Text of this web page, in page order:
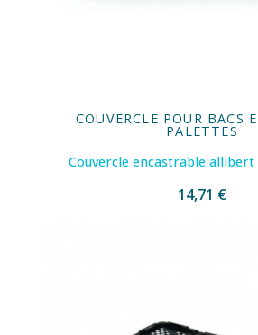
COUVERCLE POUR BACS
PALETTES
Couvercle encastrable allibert
14,71 €